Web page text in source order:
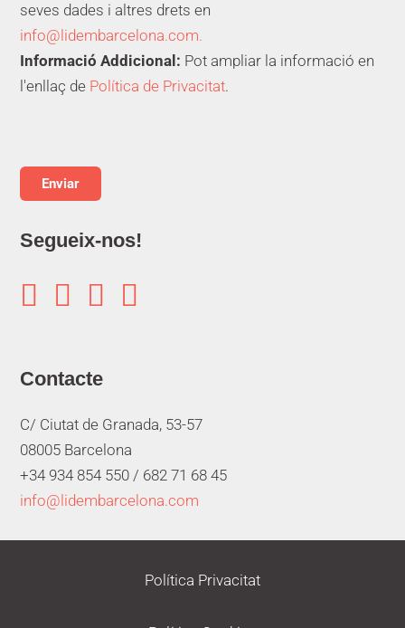
seves dades i altres drets en
info@lidembarcelona.com.
Informació Addicional: Pot ampliar la informació en
l'enllaç de Política de Privacitat.
Segueix-nos!
   
Contacte
C/ Ciutat de Granada, 53-57
08005 Barcelona
+34 934 854 550 / 682 71 68 45
info@lidembarcelona.com
Política Privacitat